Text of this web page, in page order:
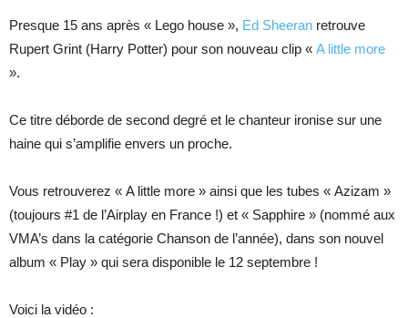
Presque 15 ans après « Lego house », Ed Sheeran retrouve
Rupert Grint (Harry Potter) pour son nouveau clip « A little more
».
Ce titre déborde de second degré et le chanteur ironise sur une
haine qui s’amplifie envers un proche.
Vous retrouverez « A little more » ainsi que les tubes « Azizam »
(toujours #1 de l’Airplay en France !) et « Sapphire » (nommé aux
VMA’s dans la catégorie Chanson de l’année), dans son nouvel
album « Play » qui sera disponible le 12 septembre !
Voici la vidéo :